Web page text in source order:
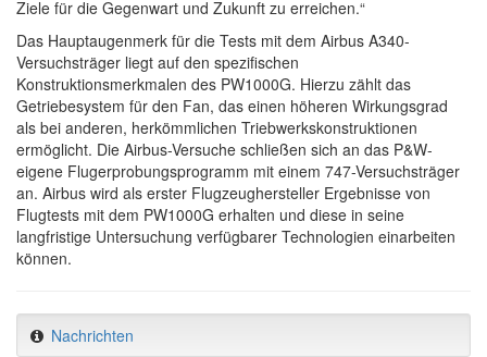
Ziele für die Gegenwart und Zukunft zu erreichen.“
Das Hauptaugenmerk für die Tests mit dem Airbus A340-
Versuchsträger liegt auf den spezifischen
Konstruktionsmerkmalen des PW1000G. Hierzu zählt das
Getriebesystem für den Fan, das einen höheren Wirkungsgrad
als bei anderen, herkömmlichen Triebwerkskonstruktionen
ermöglicht. Die Airbus-Versuche schließen sich an das P&W-
eigene Flugerprobungsprogramm mit einem 747-Versuchsträger
an. Airbus wird als erster Flugzeughersteller Ergebnisse von
Flugtests mit dem PW1000G erhalten und diese in seine
langfristige Untersuchung verfügbarer Technologien einarbeiten
können.
Nachrichten